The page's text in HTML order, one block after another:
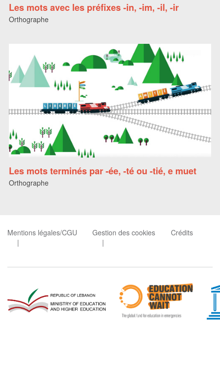
Les mots avec les préfixes -in, -im, -il, -ir
Orthographe
Les mots terminés par -ée, -té ou -tié, e muet
Orthographe
Mentions légales/CGU Gestion des cookies Crédits